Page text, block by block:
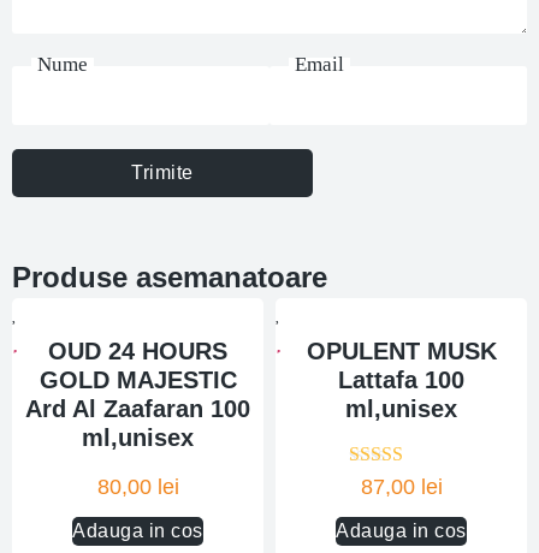
Nume Email
Trimite
Produse asemanatoare
OUD 24 HOURS
GOLD MAJESTIC
Ard Al Zaafaran 100
ml,unisex
80,00 lei
Adauga in cos
OPULENT MUSK
Lattafa 100
ml,unisex
87,00 lei
Adauga in cos
Evaluat la
5.00